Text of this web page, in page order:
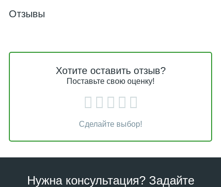
Отзывы
Хотите оставить отзыв?
Поставьте свою оценку!
Сделайте выбор!
Нужна консультация? Задайте